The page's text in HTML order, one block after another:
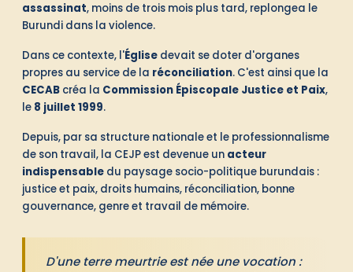
assassinat, moins de trois mois plus tard, replongea le
Burundi dans la violence.
Dans ce contexte, l'Église devait se doter d'organes
propres au service de la réconciliation. C'est ainsi que la
CECAB créa la Commission Épiscopale Justice et Paix,
le 8 juillet 1999.
Depuis, par sa structure nationale et le professionnalisme
de son travail, la CEJP est devenue un acteur
indispensable du paysage socio-politique burundais :
justice et paix, droits humains, réconciliation, bonne
gouvernance, genre et travail de mémoire.
D'une terre meurtrie est née une vocation :